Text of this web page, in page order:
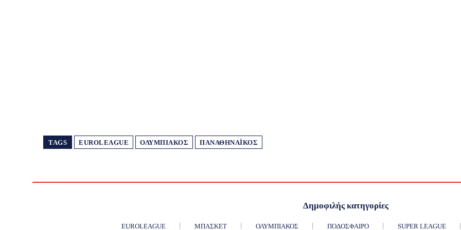
TAGS EUROLEAGUE ΟΛΥΜΠΙΑΚΌΣ ΠΑΝΑΘΗΝΑΪΚΌΣ
Δημοφιλής κατηγορίες
EUROLEAGUE ΜΠΆΣΚΕΤ ΟΛΥΜΠΙΑΚΌΣ ΠΟΔΌΣΦΑΙΡΟ SUPER LEAGUE